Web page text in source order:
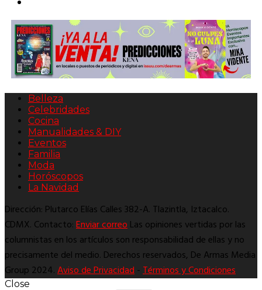
Belleza
Celebridades
Cocina
Manualidades & DIY
Eventos
Familia
Moda
Horóscopos
La Navidad
Dirección: Plutarco Elías Calles 382-A. Tlazintla, Iztacalco.
CDMX. Contacto:Enviar correoLas opiniones vertidas por las
columnistas en los artículos son responsabilidad de ellas y no
precisamente del medio. Derechos reservados, De Armas Media
Group 2024.Aviso de Privacidad-Términos y Condiciones
Close